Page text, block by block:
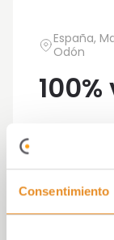
Consentimiento
España,
Odón